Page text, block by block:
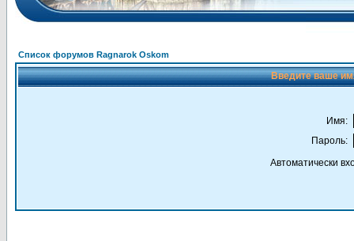
Список форумов Ragnarok Oskom
Введите ваше
Имя:
Пароль:
Автоматически